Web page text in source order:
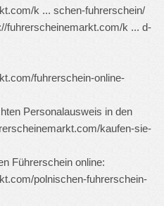
k ... schen-fuhrerschein/
fuhrerscheinemarkt.com/k ... d-
fuhrerschein-online-
Personalausweis in den
kaufen-sie-
Führerschein online:
polnischen-fuhrerschein-